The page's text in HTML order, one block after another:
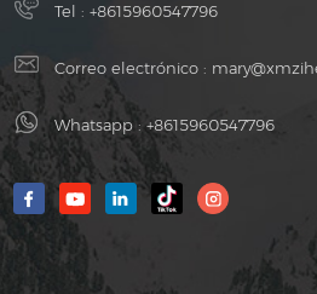
Tel : +8615960547796
Correo electrónico :
Whatsapp :+8615960547796